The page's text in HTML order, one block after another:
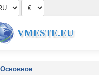
VMESTE.EU
Основное